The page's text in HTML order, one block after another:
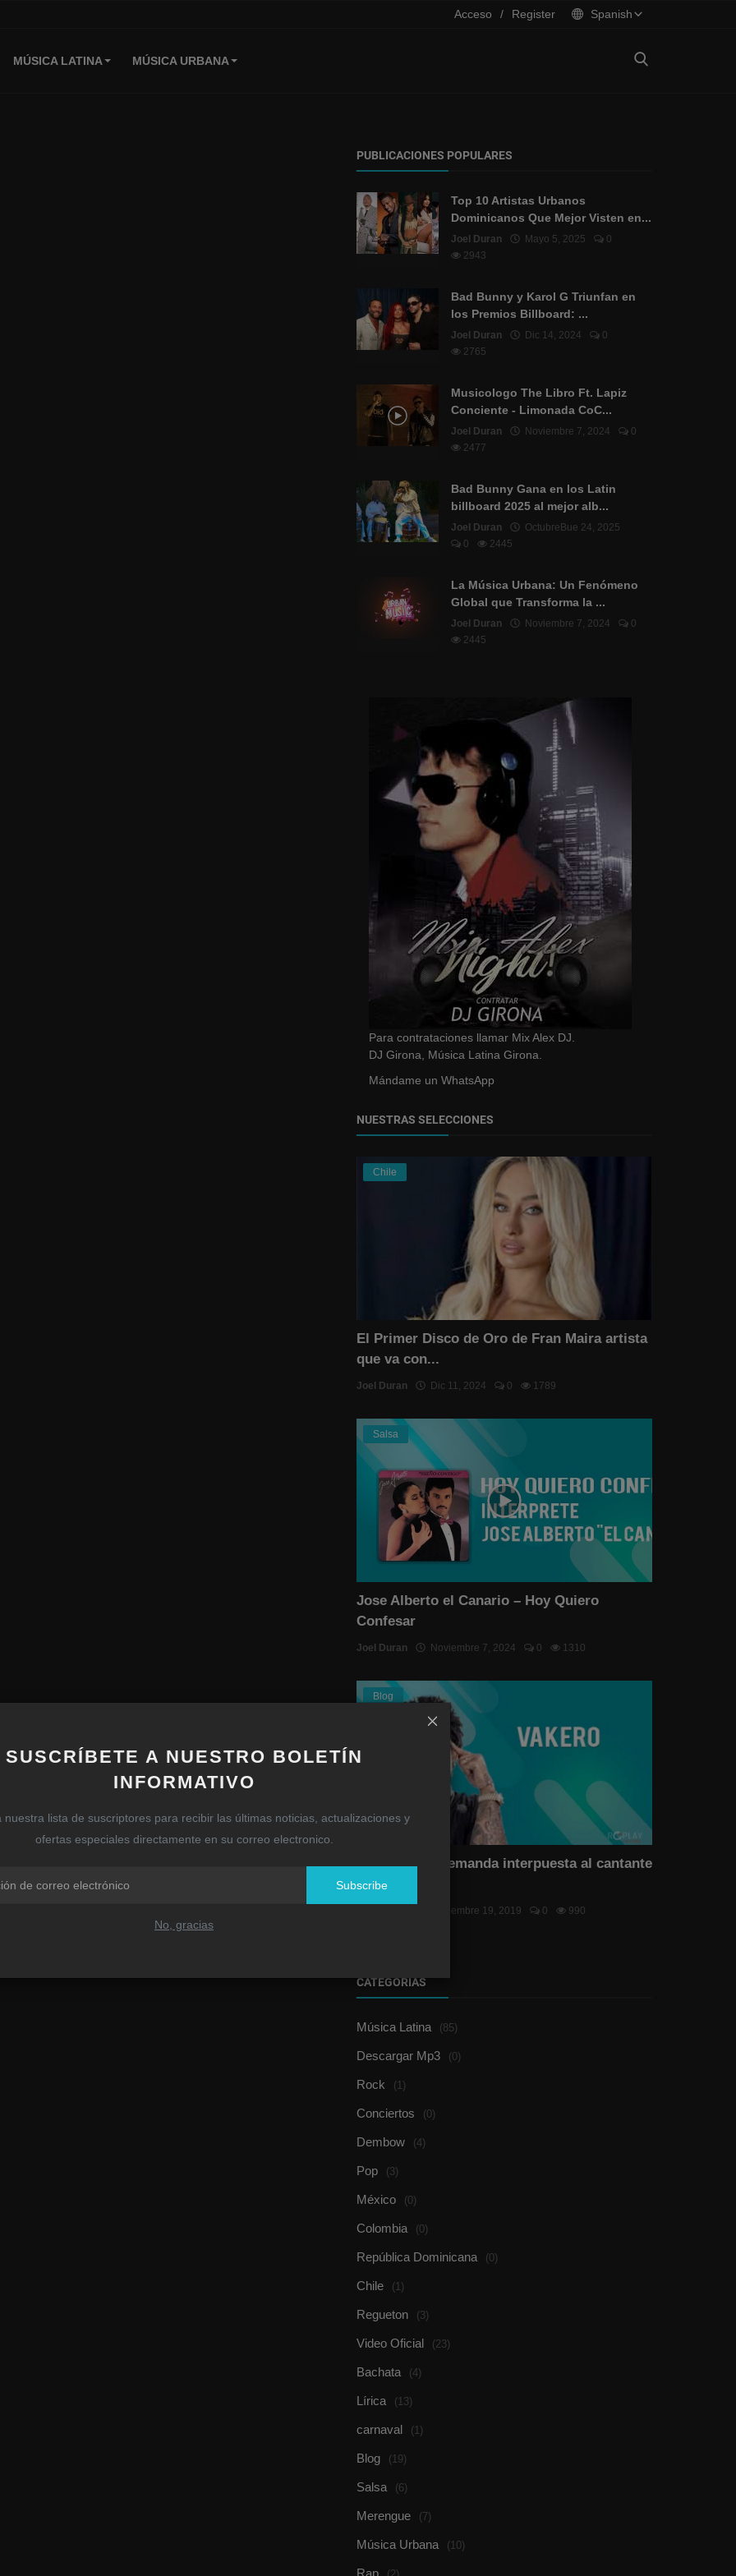
Acceso / Register Spanish
MÚSICA LATINA MÚSICA URBANA
SUSCRÍBETE A NUESTRO BOLETÍN
INFORMATIVO
nuestra lista de suscriptores para recibir las últimas noticias, actualizaciones y
ofertas especiales directamente en su correo electronico.
Subscribe
No, gracias
PUBLICACIONES POPULARES
Top 10 Artistas Urbanos
Dominicanos Que Mejor Visten en...
Joel Duran Mayo 5, 2025
0
2943
Bad Bunny y Karol G Triunfan en
los Premios Billboard: ...
Joel Duran Dic 14, 2024
0
2765
Musicologo The Libro Ft. Lapiz
Conciente - Limonada CoC...
Joel Duran Noviembre 7, 2024
0
2477
Bad Bunny Gana en los Latin
billboard 2025 al mejor alb...
Joel Duran
OctubreBue 24, 2025
0
2445
La Música Urbana: Un Fenómeno
Global que Transforma la ...
Joel Duran Noviembre 7, 2024
0
2445
Para contrataciones llamar Mix Alex DJ.
DJ Girona, Música Latina Girona.
Mándame un WhatsApp
NUESTRAS SELECCIONES
Chile
El Primer Disco de Oro de Fran Maira artista
que va con...
Joel Duran Dic 11, 2024 0 1789
Salsa
Jose Alberto el Canario – Hoy Quiero
Confesar
Joel Duran Noviembre 7, 2024 0 1310
Blog
Rechazan la demanda interpuesta al cantante
urbano Vake...
Noviembre 19, 2019 0 990
CATEGORÍAS
Música Latina (85)
Descargar Mp3 (0)
Rock (1)
Conciertos (0)
Dembow (4)
Pop (3)
México (0)
Colombia (0)
República Dominicana (0)
Chile (1)
Regueton (3)
Video Oficial (23)
Bachata (4)
Lírica (13)
carnaval (1)
Blog (19)
Salsa (6)
Merengue (7)
Música Urbana (10)
Rap